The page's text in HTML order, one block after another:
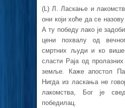
(L) Л. Ласкање и
они који хоће да се
А ту победу лако је
цени похвалу од
смртних људи и ко више
сласти Раја од
земље. Каже апостол
Нигда из ласкања не
лакомства, Бог је
победилац.